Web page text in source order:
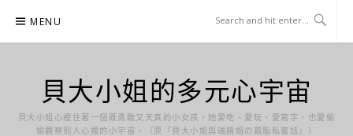
content
MENU
貝大小姐的多元心宇宙
貝大小姐心裡住著一個既勇敢又天真的小女孩，她愛吃、愛玩、愛寫字，也愛偷
偷觀察別人心裡的小宇宙。（原『貝大小姐與瑞餚姐の囂脂私蜜話』）